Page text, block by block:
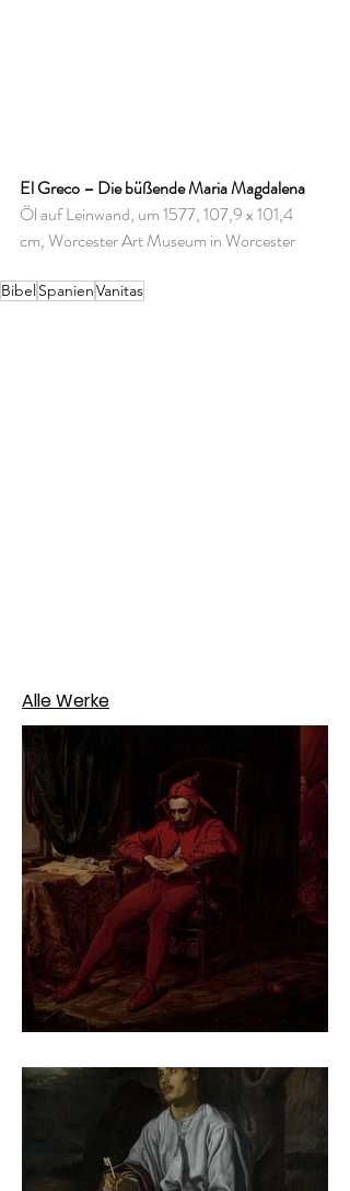
El Greco – Die büßende Maria Magdalena
Öl auf Leinwand, um 1577, 107,9 x 101,4
cm, Worcester Art Museum in Worcester
BibelSpanienVanitas
Alle Werke